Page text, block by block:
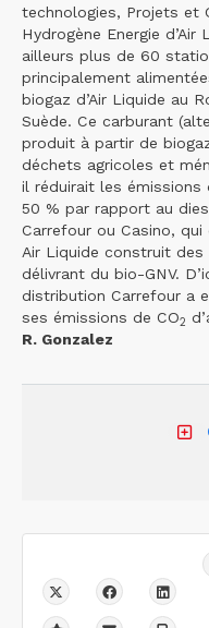
technologies, Projets et
Hydrogène Energie
ailleurs plus de 60
principalement
biogaz d’Air Liquide au
Suède. Ce carburant
produit à partir de
déchets agricoles et
il réduirait les émissions
50 % par rapport au
Carrefour ou Casino,
Air Liquide construit
délivrant du bio-GNV.
distribution Carrefour a
ses émissions de CO2
R. Gonzalez